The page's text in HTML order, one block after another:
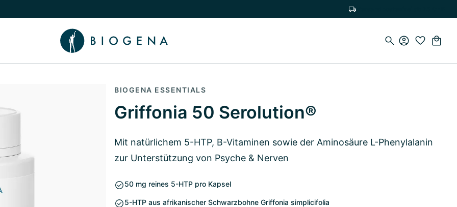
Wissen umschalten
BIOGENA ESSENTIALS
Griffonia 50 Serolution®
Mit natürlichem 5-HTP, B-Vitaminen sowie der Aminosäure L-Phenylalanin
zur Unterstützung von Psyche & Nerven
50 mg reines 5-HTP pro Kapsel
5-HTP aus afrikanischer Schwarzbohne Griffonia simplicifolia